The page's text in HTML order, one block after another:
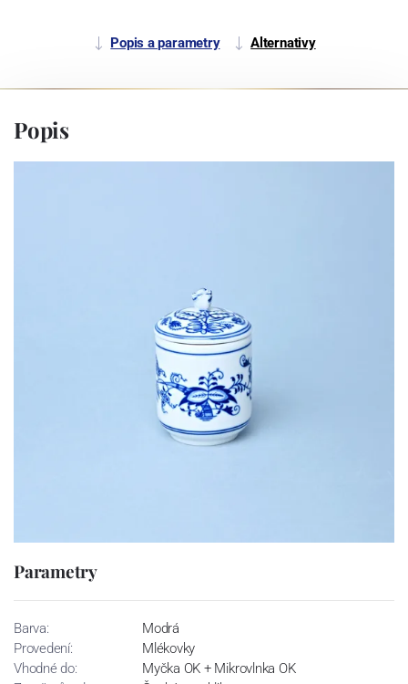
Popis a parametry Alternativy
Popis
Parametry
Barva:
Modrá
Provedení:
Mlékovky
Vhodné do:
Myčka OK + Mikrovlnka OK